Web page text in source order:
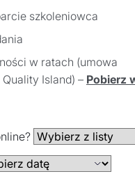
szkoleniowca
w ratach (umowa
Island) – Pobierz